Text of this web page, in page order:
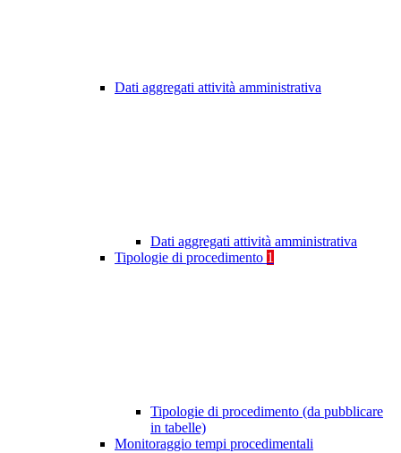
Dati aggregati attività amministrativa
Dati aggregati attività amministrativa
Tipologie di procedimento 1
Tipologie di procedimento (da pubblicare
in tabelle)
Monitoraggio tempi procedimentali